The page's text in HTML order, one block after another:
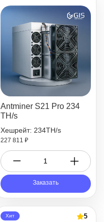
Antminer S21 Pro 234
TH/s
Хешрейт: 234TH/s
227 811 ₽
Заказать
5
Хит